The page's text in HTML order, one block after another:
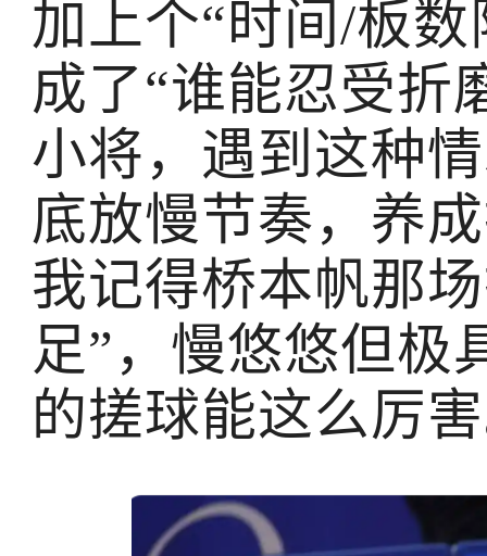
加上个“时间/板
成了“谁能忍受折
小将，遇到这种
底放慢节奏，养
我记得桥本帆那
足”，慢悠悠但极
的搓球能这么厉